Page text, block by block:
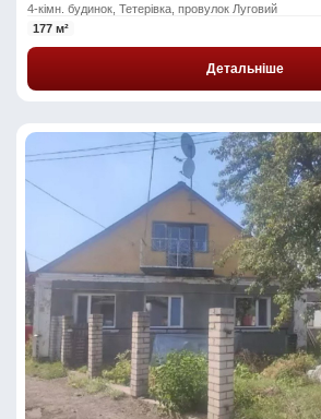
4-кімн. будинок, Тетерівка, провулок Луговий
177 м²
Детальніше